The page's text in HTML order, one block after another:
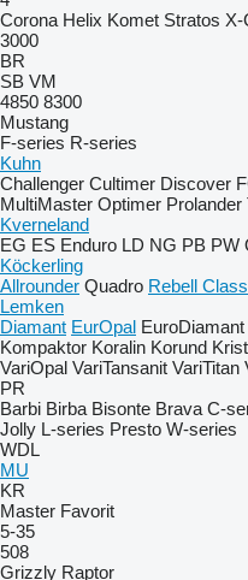
Corona Helix Komet Stratos X-
3000
BR
SB VM
4850 8300
Mustang
F-series R-series
Kuhn
Challenger Cultimer Discover
MultiMaster Optimer Prolander
Kverneland
EG ES Enduro LD NG PB PW
Köckerling
Allrounder Quadro Rebell
Lemken
Diamant EurOpal EuroDiamant
Kompaktor Koralin Korund
VariOpal VariTansanit VariTitan
PR
Barbi Birba Bisonte Brava C-
Jolly L-series Presto W-series
WDL
MU
KR
Master Favorit
5-35
508
Grizzly Raptor